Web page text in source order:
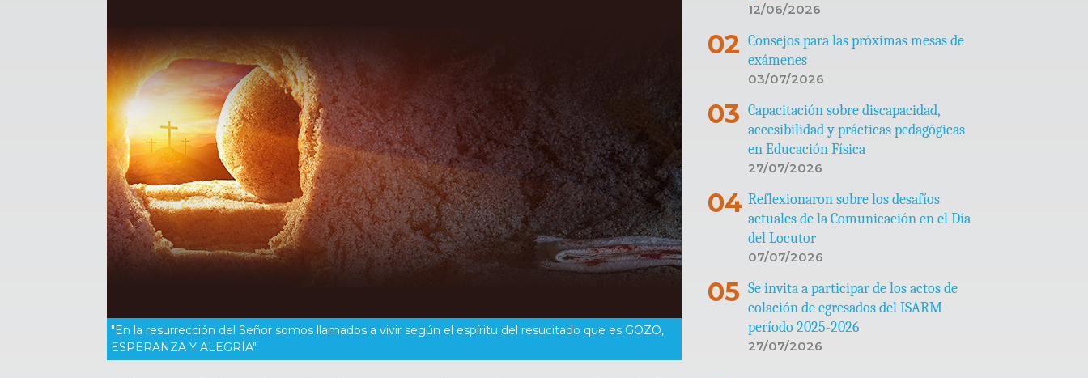
"En la resurrección del Señor somos llamados a vivir según el espíritu del resucitado que es GOZO,
ESPERANZA Y ALEGRÍA"
12/06/2026
Consejos para las próximas mesas de
exámenes
03/07/2026
Capacitación sobre discapacidad,
accesibilidad y prácticas pedagógicas
en Educación Física
27/07/2026
Reflexionaron sobre los desafíos
actuales de la Comunicación en el Día
del Locutor
07/07/2026
Se invita a participar de los actos de
colación de egresados del ISARM
período 2025-2026
27/07/2026